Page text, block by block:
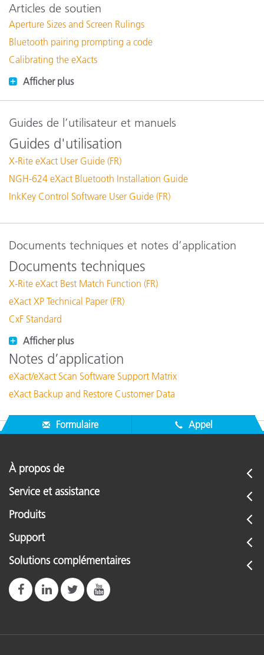
Articles de soutien
Aperture Sizes and Screen Rulings
Bluetooth pairing prompting a code
Calibrating the eXacts
Afficher plus
Guides de l’utilisateur et manuels
Guides d'utilisation
X-Rite eXact User Guide (FR)
NGH-624 eXact Bluetooth Installation Guide
InkKey Control Software User Guide (FR)
Documents techniques et notes d’application
Documents techniques
X-Rite eXact Best Match Function (FR)
eXact XP Technical Paper (FR)
CxF Standard
Afficher plus
Notes d’application
eXact/eXact Scan Software Support Matrix
eXact Backup and Restore Customer Data
Formulaire Appel
À propos de
Service et assistance
Produits
Support
Solutions complémentaires